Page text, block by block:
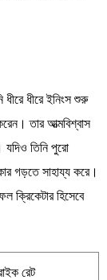
ধীরে ইনিংস শুরু
তার আত্মবিশ্বাস
তিনি পুরো
গড়তে সাহায্য করে।
ক্রিকেটার হিসেবে
রেট